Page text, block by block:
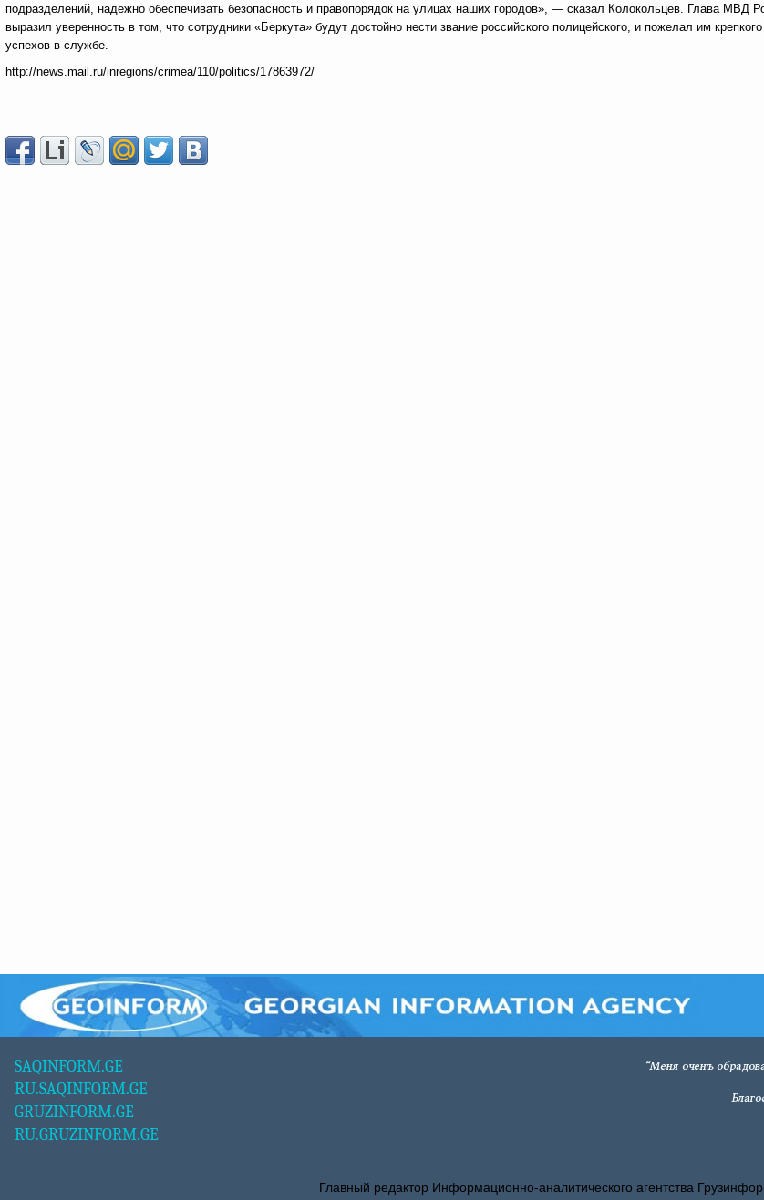
подразделений, надежно обеспечивать безопасность и правопорядок на улицах наших городов», — сказал Колокольцев. Глава МВД
выразил уверенность в том, что сотрудники «Беркута» будут достойно нести звание российского полицейского, и пожелал им
успехов в службе.
http://news.mail.ru/inregions/crimea/110/politics/17863972/
SAQINFORM.GE
RU.SAQINFORM.GE
GRUZINFORM.GE
RU.GRUZINFORM.GE
Главный редактор Информационно-аналитического агентства